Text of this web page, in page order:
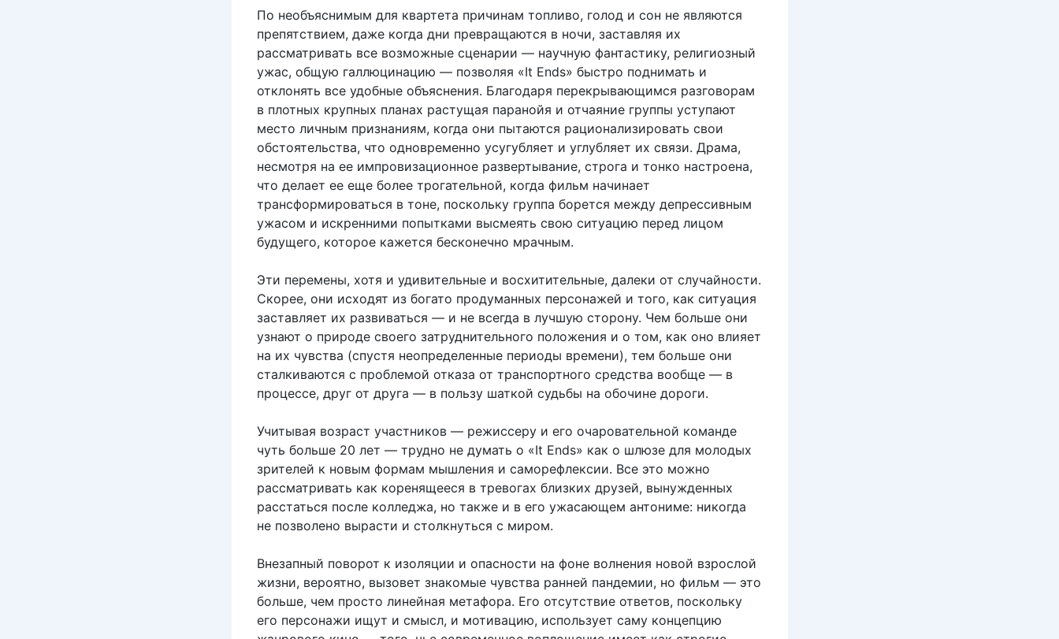
По необъяснимым для квартета причинам топливо, голод и сон не являются
препятствием, даже когда дни превращаются в ночи, заставляя их
рассматривать все возможные сценарии — научную фантастику, религиозный
ужас, общую галлюцинацию — позволяя «It Ends» быстро поднимать и
отклонять все удобные объяснения. Благодаря перекрывающимся разговорам
в плотных крупных планах растущая паранойя и отчаяние группы уступают
место личным признаниям, когда они пытаются рационализировать свои
обстоятельства, что одновременно усугубляет и углубляет их связи. Драма,
несмотря на ее импровизационное развертывание, строга и тонко настроена,
что делает ее еще более трогательной, когда фильм начинает
трансформироваться в тоне, поскольку группа борется между депрессивным
ужасом и искренними попытками высмеять свою ситуацию перед лицом
будущего, которое кажется бесконечно мрачным.
Эти перемены, хотя и удивительные и восхитительные, далеки от случайности.
Скорее, они исходят из богато продуманных персонажей и того, как ситуация
заставляет их развиваться — и не всегда в лучшую сторону. Чем больше они
узнают о природе своего затруднительного положения и о том, как оно влияет
на их чувства (спустя неопределенные периоды времени), тем больше они
сталкиваются с проблемой отказа от транспортного средства вообще — в
процессе, друг от друга — в пользу шаткой судьбы на обочине дороги.
Учитывая возраст участников — режиссеру и его очаровательной команде
чуть больше 20 лет — трудно не думать о «It Ends» как о шлюзе для молодых
зрителей к новым формам мышления и саморефлексии. Все это можно
рассматривать как коренящееся в тревогах близких друзей, вынужденных
расстаться после колледжа, но также и в его ужасающем антониме: никогда
не позволено вырасти и столкнуться с миром.
Внезапный поворот к изоляции и опасности на фоне волнения новой взрослой
жизни, вероятно, вызовет знакомые чувства ранней пандемии, но фильм — это
больше, чем просто линейная метафора. Его отсутствие ответов, поскольку
его персонажи ищут и смысл, и мотивацию, использует саму концепцию